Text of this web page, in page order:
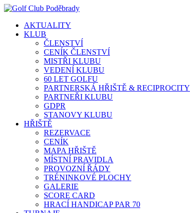
AKTUALITY
KLUB
ČLENSTVÍ
CENÍK ČLENSTVÍ
MISTŘI KLUBU
VEDENÍ KLUBU
60 LET GOLFU
PARTNERSKÁ HŘIŠTĚ & RECIPROCITY
PARTNEŘI KLUBU
GDPR
STANOVY KLUBU
HŘIŠTĚ
REZERVACE
CENÍK
MAPA HŘIŠTĚ
MÍSTNÍ PRAVIDLA
PROVOZNÍ ŘÁDY
TRÉNINKOVÉ PLOCHY
GALERIE
SCORE CARD
HRACÍ HANDICAP PAR 70